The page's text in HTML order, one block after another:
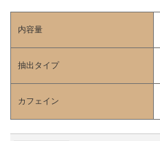
内容量
抽出タイプ
カフェイン